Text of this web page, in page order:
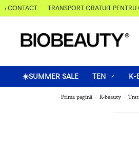
TRANSPORT GRATUIT PENTRU
☀️SUMMER SALE TEN K-
Prima pagină / K-beauty /